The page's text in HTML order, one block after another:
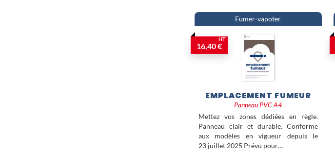
Fumer-vapoter
16,40 €
HT
EMPLACEMENT FUMEUR
Panneau PVC A4
Mettez vos zones dédiées en règle.
Panneau clair et durable. Conforme
aux modèles en vigueur depuis le
23 juillet 2025 Prévu pour…